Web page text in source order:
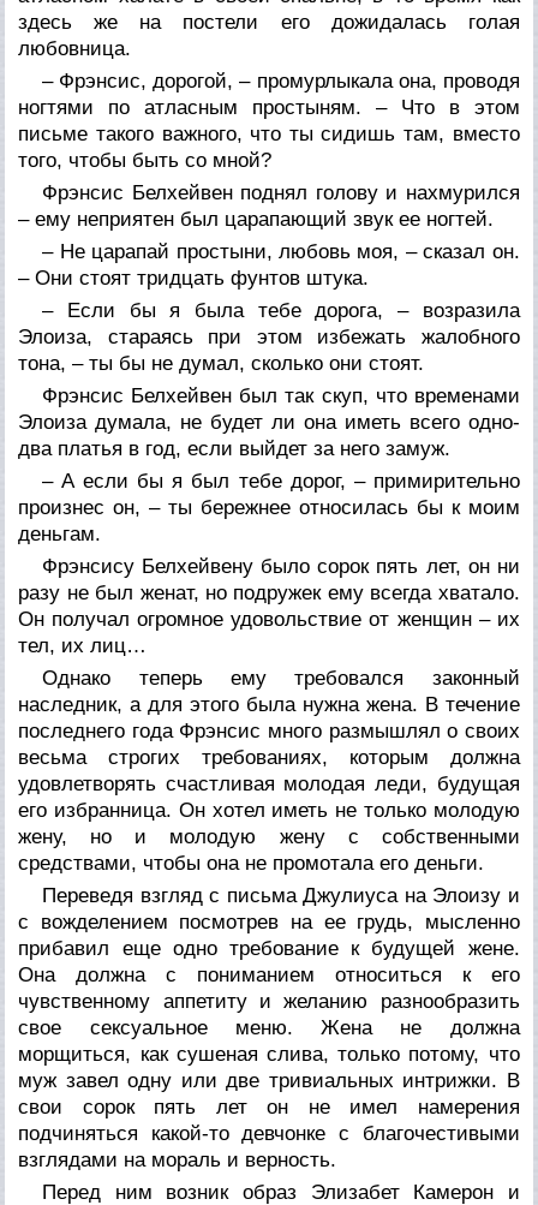
здесь же на постели его дожидалась голая
любовница.
– Фрэнсис, дорогой, – промурлыкала она, проводя
ногтями по атласным простыням. – Что в этом
письме такого важного, что ты сидишь там, вместо
того, чтобы быть со мной?
Фрэнсис Белхейвен поднял голову и нахмурился
– ему неприятен был царапающий звук ее ногтей.
– Не царапай простыни, любовь моя, – сказал он.
– Они стоят тридцать фунтов штука.
– Если бы я была тебе дорога, – возразила
Элоиза, стараясь при этом избежать жалобного
тона, – ты бы не думал, сколько они стоят.
Фрэнсис Белхейвен был так скуп, что временами
Элоиза думала, не будет ли она иметь всего одно-
два платья в год, если выйдет за него замуж.
– А если бы я был тебе дорог, – примирительно
произнес он, – ты бережнее относилась бы к моим
деньгам.
Фрэнсису Белхейвену было сорок пять лет, он ни
разу не был женат, но подружек ему всегда хватало.
Он получал огромное удовольствие от женщин – их
тел, их лиц…
Однако теперь ему требовался законный
наследник, а для этого была нужна жена. В течение
последнего года Фрэнсис много размышлял о своих
весьма строгих требованиях, которым должна
удовлетворять счастливая молодая леди, будущая
его избранница. Он хотел иметь не только молодую
жену, но и молодую жену с собственными
средствами, чтобы она не промотала его деньги.
Переведя взгляд с письма Джулиуса на Элоизу и
с вожделением посмотрев на ее грудь, мысленно
прибавил еще одно требование к будущей жене.
Она должна с пониманием относиться к его
чувственному аппетиту и желанию разнообразить
свое сексуальное меню. Жена не должна
морщиться, как сушеная слива, только потому, что
муж завел одну или две тривиальных интрижки. В
свои сорок пять лет он не имел намерения
подчиняться какой-то девчонке с благочестивыми
взглядами на мораль и верность.
Перед ним возник образ Элизабет Камерон и